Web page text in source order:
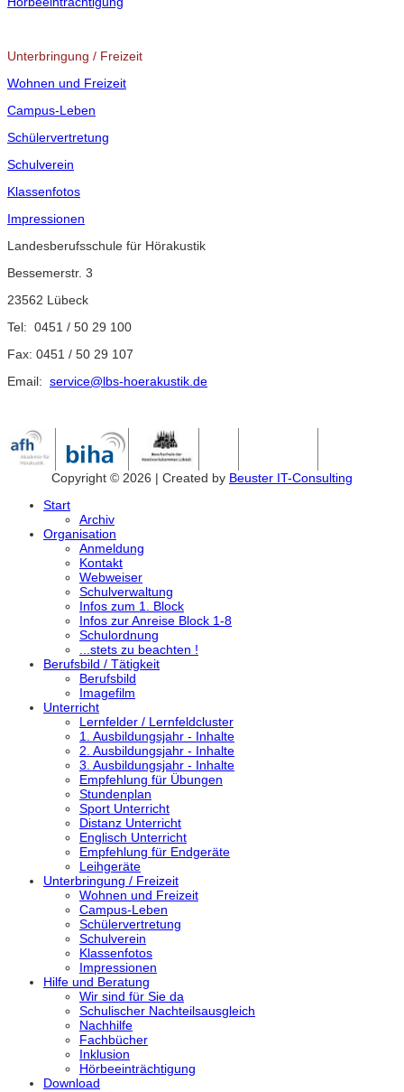
Unterbringung / Freizeit
Wohnen und Freizeit
Campus-Leben
Schülervertretung
Schulverein
Klassenfotos
Impressionen
Landesberufsschule für Hörakustik
Bessemerstr. 3
23562 Lübeck
Tel: 0451 / 50 29 100
Fax: 0451 / 50 29 107
Email: service@lbs-hoerakustik.de
Copyright © 2026 | Created by Beuster IT-Consulting
Start
Archiv
Organisation
Anmeldung
Kontakt
Webweiser
Schulverwaltung
Infos zum 1. Block
Infos zur Anreise Block 1-8
Schulordnung
...stets zu beachten !
Berufsbild / Tätigkeit
Berufsbild
Imagefilm
Unterricht
Lernfelder / Lernfeldcluster
1. Ausbildungsjahr - Inhalte
2. Ausbildungsjahr - Inhalte
3. Ausbildungsjahr - Inhalte
Empfehlung für Übungen
Stundenplan
Sport Unterricht
Distanz Unterricht
Englisch Unterricht
Empfehlung für Endgeräte
Leihgeräte
Unterbringung / Freizeit
Wohnen und Freizeit
Campus-Leben
Schülervertretung
Schulverein
Klassenfotos
Impressionen
Hilfe und Beratung
Wir sind für Sie da
Schulischer Nachteilsausgleich
Nachhilfe
Fachbücher
Inklusion
Hörbeeinträchtigung
Download